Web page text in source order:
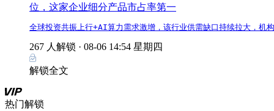
位，这家企业细分产品市占率第一
全球投资共振上行+AI算力需求激增，该行业供需缺口持续拉大，机
267 人解锁 · 08-06 14:54 星期四
解锁全文
热门解锁